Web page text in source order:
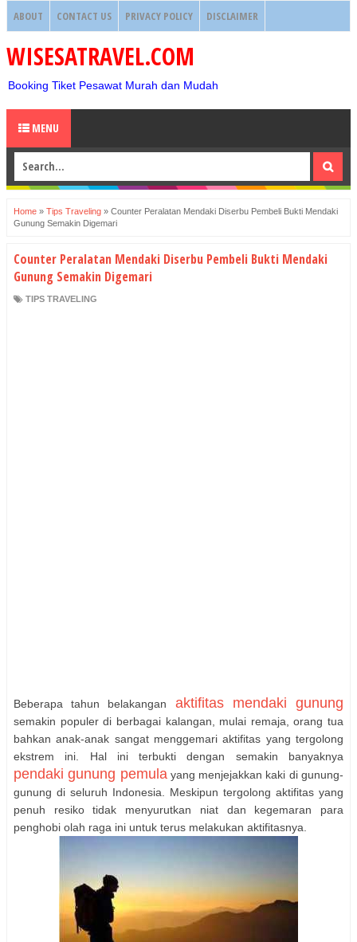
ABOUT CONTACT US PRIVACY POLICY DISCLAIMER
WISESATRAVEL.COM
Booking Tiket Pesawat Murah dan Mudah
MENU
Home » Tips Traveling » Counter Peralatan Mendaki Diserbu Pembeli Bukti Mendaki
Gunung Semakin Digemari
Counter Peralatan Mendaki Diserbu Pembeli Bukti Mendaki
Gunung Semakin Digemari
TIPS TRAVELING
Beberapa tahun belakangan aktifitas mendaki gunung
semakin populer di berbagai kalangan, mulai remaja, orang tua
bahkan anak-anak sangat menggemari aktifitas yang tergolong
ekstrem ini. Hal ini terbukti dengan semakin banyaknya
pendaki gunung pemula yang menjejakkan kaki di gunung-
gunung di seluruh Indonesia. Meskipun tergolong aktifitas yang
penuh resiko tidak menyurutkan niat dan kegemaran para
penghobi olah raga ini untuk terus melakukan aktifitasnya.